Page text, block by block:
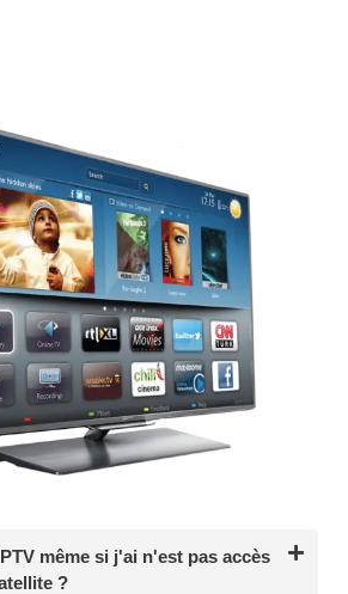
même si j'ai n'est pas accès
?